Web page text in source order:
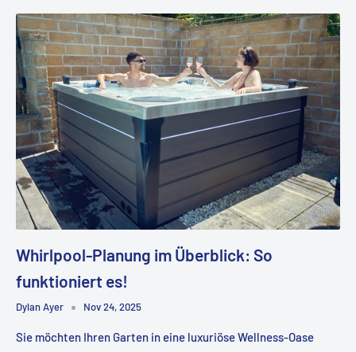
Whirlpool-Planung im Überblick: So
funktioniert es!
Dylan Ayer Nov 24, 2025
Sie möchten Ihren Garten in eine luxuriöse Wellness-Oase